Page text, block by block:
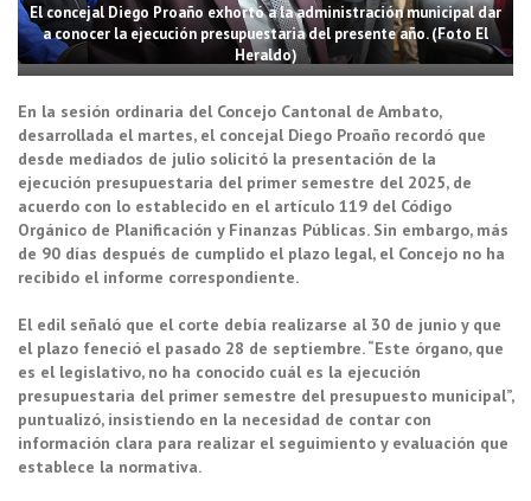
El concejal Diego Proaño exhortó a la administración municipal dar
a conocer la ejecución presupuestaria del presente año. (Foto El
Heraldo)
En la sesión ordinaria del Concejo Cantonal de Ambato,
desarrollada el martes, el concejal Diego Proaño recordó que
desde mediados de julio solicitó la presentación de la
ejecución presupuestaria del primer semestre del 2025, de
acuerdo con lo establecido en el artículo 119 del Código
Orgánico de Planificación y Finanzas Públicas. Sin embargo, más
de 90 días después de cumplido el plazo legal, el Concejo no ha
recibido el informe correspondiente.
El edil señaló que el corte debía realizarse al 30 de junio y que
el plazo feneció el pasado 28 de septiembre. “Este órgano, que
es el legislativo, no ha conocido cuál es la ejecución
presupuestaria del primer semestre del presupuesto municipal”,
puntualizó, insistiendo en la necesidad de contar con
información clara para realizar el seguimiento y evaluación que
establece la normativa.